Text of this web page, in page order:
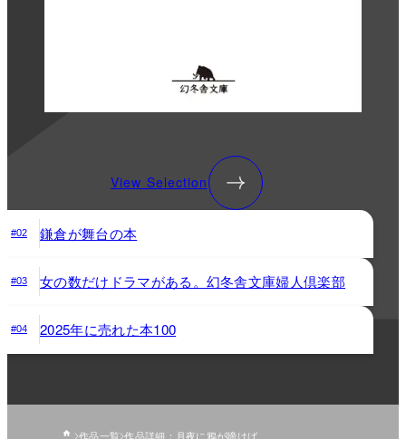
View Selection
#02 鎌倉が舞台の本
#03 女の数だけドラマがある。幻冬舎文庫婦人倶楽部
#04 2025年に売れた本100
作品一覧 作品詳細：月夜に鴉が啼けば